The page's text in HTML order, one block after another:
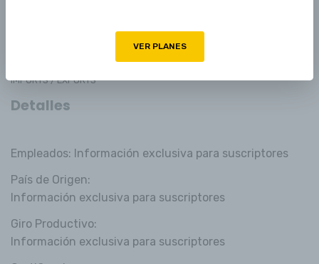
Información exclusiva para suscriptores
IMPORTS / EXPORTS
Detalles
Empleados: Información exclusiva para suscriptores
País de Origen:
Información exclusiva para suscriptores
Giro Productivo:
Información exclusiva para suscriptores
VER PLANES